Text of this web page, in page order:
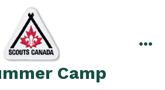
Camp